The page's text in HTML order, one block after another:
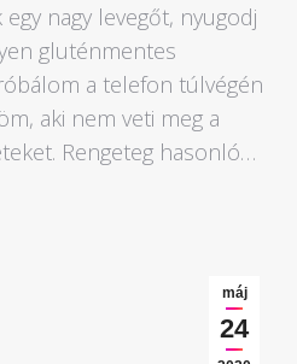
egy nagy levegőt, nyugodj
gluténmentes
a telefon túlvégén
aki nem veti meg a
Rengeteg hasonló…
máj
24